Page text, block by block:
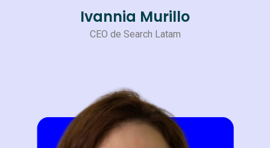
Ivannia Murillo
CEO de Search Latam